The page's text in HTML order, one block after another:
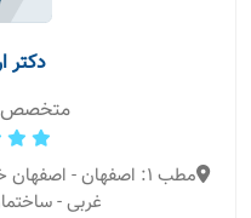
متخصص
مطب 1: اصفهان -
غربی -